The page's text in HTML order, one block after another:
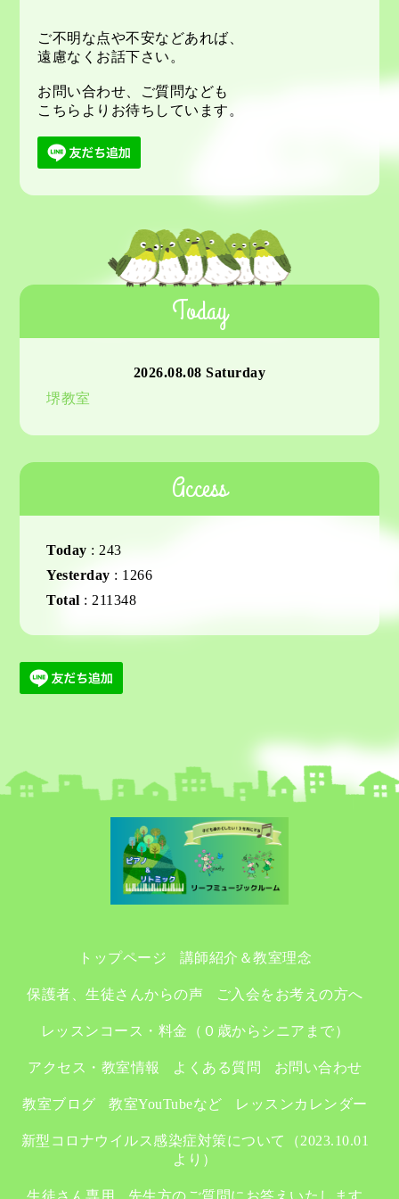
ご不明な点や不安などあれば、
遠慮なくお話下さい。
お問い合わせ、ご質問なども
こちらよりお待ちしています。
Today
2026.08.08 Saturday
堺教室
Access
Today : 243
Yesterday : 1266
Total : 211348
トップページ 講師紹介＆教室理念
保護者、生徒さんからの声 ご入会をお考えの方へ
レッスンコース・料金（０歳からシニアまで）
アクセス・教室情報 よくある質問 お問い合わせ
教室ブログ 教室YouTubeなど レッスンカレンダー
新型コロナウイルス感染症対策について（2023.10.01
より）